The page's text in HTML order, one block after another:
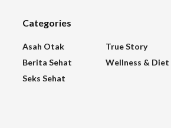
Categories
Asah Otak
Berita Sehat
Seks Sehat
True Story
Wellness & Diet